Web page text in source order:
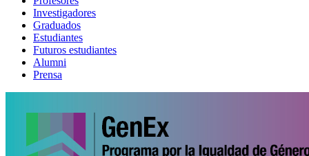
Investigadores
Graduados
Estudiantes
Futuros estudiantes
Alumni
Prensa